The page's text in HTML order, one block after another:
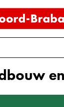
Ga
de
inhoud